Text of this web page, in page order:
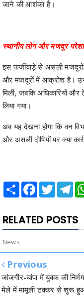
जाने की आशंका है।
स्थानीय लोग और मजदूर
इस फर्जीवाड़े से असली मजदूरों
और मजदूरों में आक्रोश है।
मिली, जबकि अधिकारियों और
लिया गया।
अब यह देखना होगा कि वन
और असली दोषियों पर क्या
Share Facebook
Twitter
RELATED POSTS
News
Previous
जांजगीर-चांपा में युवक की
मेले में मामूली टक्कर से शुरू